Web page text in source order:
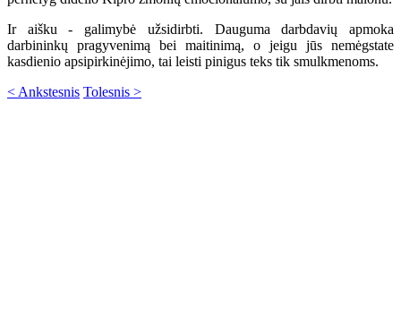
Ir aišku - galimybė užsidirbti. Dauguma darbdavių apmoka
darbininkų pragyvenimą bei maitinimą, o jeigu jūs nemėgstate
kasdienio apsipirkinėjimo, tai leisti pinigus teks tik smulkmenoms.
< Ankstesnis Tolesnis >